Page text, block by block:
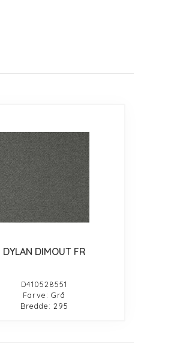
DYLAN DIMOUT FR
D410528551
Farve: Grå
Bredde: 295